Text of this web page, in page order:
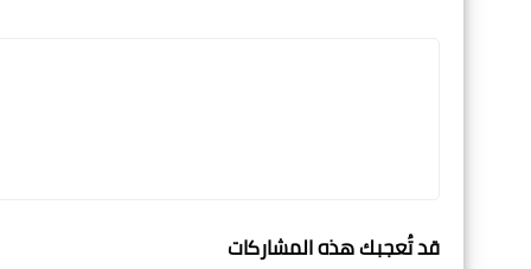
قد تُعجبك هذه المشاركات